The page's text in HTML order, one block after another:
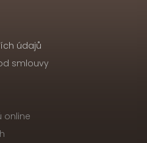
údajů
smlouvy
online